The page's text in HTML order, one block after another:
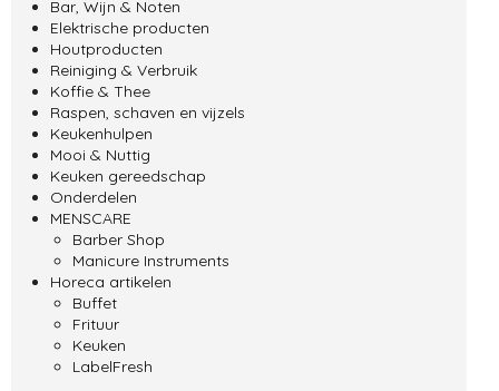
Bar, Wijn & Noten
Elektrische producten
Houtproducten
Reiniging & Verbruik
Koffie & Thee
Raspen, schaven en vijzels
Keukenhulpen
Mooi & Nuttig
Keuken gereedschap
Onderdelen
MENSCARE
Barber Shop
Manicure Instruments
Horeca artikelen
Buffet
Frituur
Keuken
LabelFresh